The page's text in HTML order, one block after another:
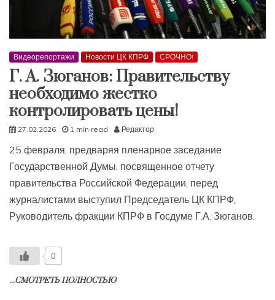
Видеорепортажи Новости ЦК КПРФ СРОЧНО!
Г. А. Зюганов: Правительству
необходимо жестко
контролировать цены!
27.02.2026 1 min read Редактор
25 февраля, предваряя пленарное заседание
Государственной Думы, посвященное отчету
правительства Российской Федерации, перед
журналистами выступил Председатель ЦК КПРФ,
Руководитель фракции КПРФ в Госдуме Г.А. Зюганов.
0
...СМОТРЕТЬ ПОЛНОСТЬЮ